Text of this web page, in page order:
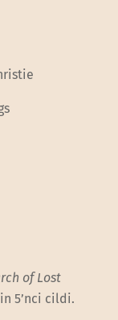
of Lost
5’nci cildi.